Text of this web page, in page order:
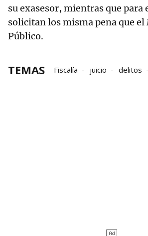
su exasesor, mientras que para
solicitan los misma pena que
Público.
TEMAS Fiscalía juicio
delitos